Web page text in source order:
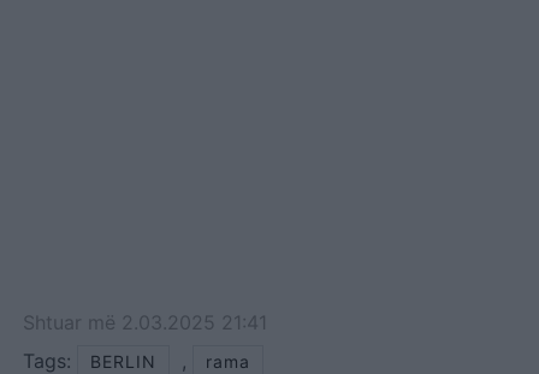
Shtuar më 2.03.2025 21:41
Tags:
BERLIN , rama